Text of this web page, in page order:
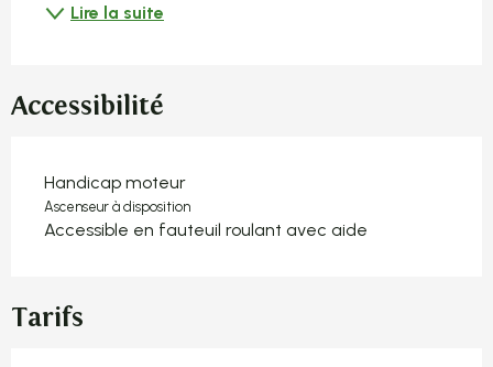
Lire la suite
Accessibilité
Handicap moteur
Ascenseur à disposition
Accessible en fauteuil roulant avec aide
Tarifs